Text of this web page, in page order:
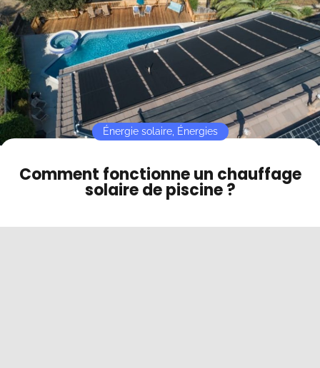
Contact
Mode sombre
Comment fonctionne un chauffage
solaire de piscine ?
Énergie solaire, Énergies